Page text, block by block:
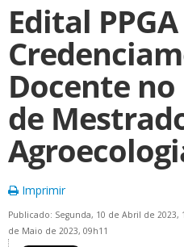
Edital
Docente
de
Imprimir
Publicado: Segunda, 10 de Abril de 2023,
de Maio de 2023, 09h11